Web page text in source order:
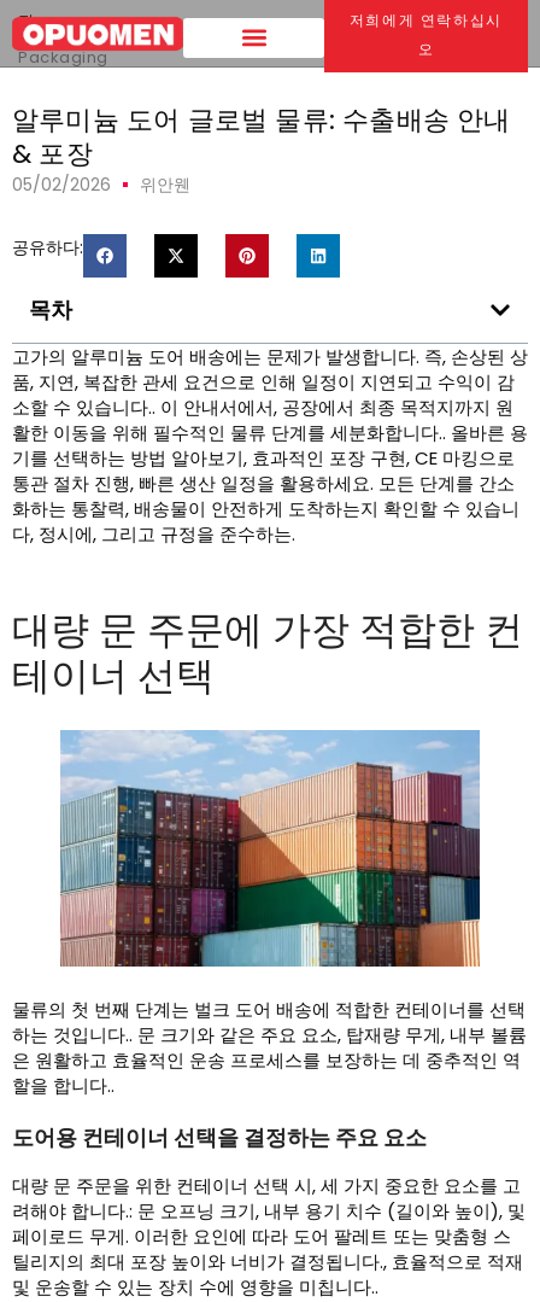
저희에게 연락하십시
오
집 >
알루미늄 도어 글로벌 물류: A Guide to Export Shipping &
Packaging
알루미늄 도어 글로벌 물류: 수출배송 안내
& 포장
05/02/2026 위안웬
공유하다:
목차
고가의 알루미늄 도어 배송에는 문제가 발생합니다. 즉, 손상된 상
품, 지연, 복잡한 관세 요건으로 인해 일정이 지연되고 수익이 감
소할 수 있습니다.. 이 안내서에서, 공장에서 최종 목적지까지 원
활한 이동을 위해 필수적인 물류 단계를 세분화합니다.. 올바른 용
기를 선택하는 방법 알아보기, 효과적인 포장 구현, CE 마킹으로
통관 절차 진행, 빠른 생산 일정을 활용하세요. 모든 단계를 간소
화하는 통찰력, 배송물이 안전하게 도착하는지 확인할 수 있습니
다, 정시에, 그리고 규정을 준수하는.
대량 문 주문에 가장 적합한 컨
테이너 선택
물류의 첫 번째 단계는 벌크 도어 배송에 적합한 컨테이너를 선택
하는 것입니다.. 문 크기와 같은 주요 요소, 탑재량 무게, 내부 볼륨
은 원활하고 효율적인 운송 프로세스를 보장하는 데 중추적인 역
할을 합니다..
도어용 컨테이너 선택을 결정하는 주요 요소
대량 문 주문을 위한 컨테이너 선택 시, 세 가지 중요한 요소를 고
려해야 합니다.: 문 오프닝 크기, 내부 용기 치수 (길이와 높이), 및
페이로드 무게. 이러한 요인에 따라 도어 팔레트 또는 맞춤형 스
틸리지의 최대 포장 높이와 너비가 결정됩니다., 효율적으로 적재
및 운송할 수 있는 장치 수에 영향을 미칩니다..